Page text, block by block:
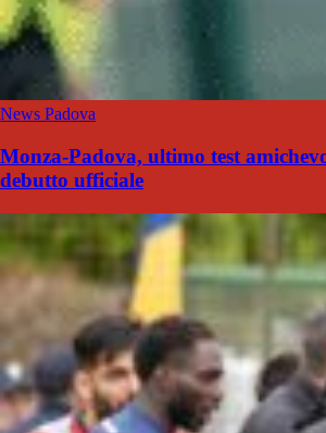
News Padova
Monza-Padova, ultimo test
debutto ufficiale